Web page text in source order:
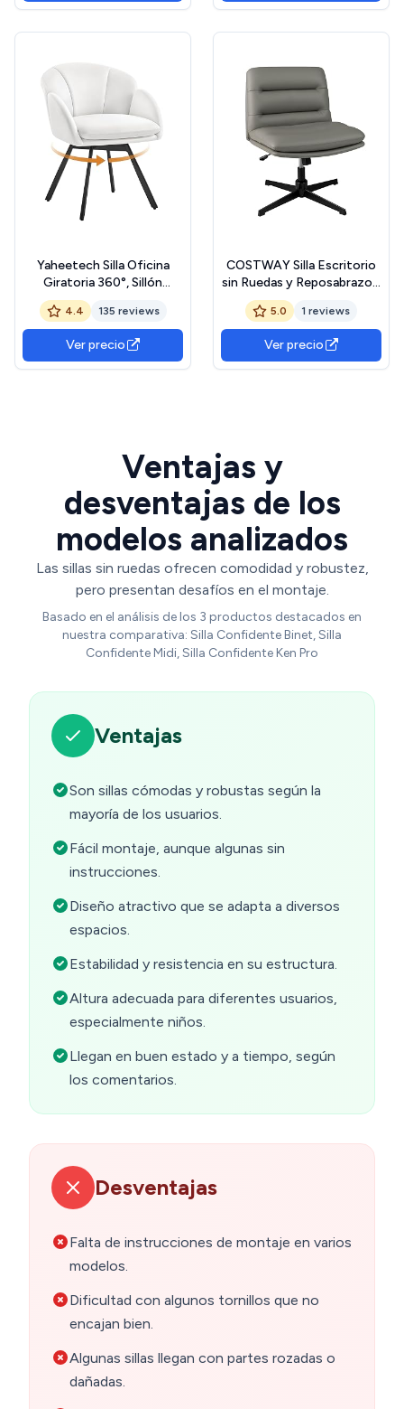
Yaheetech Silla Oficina
Giratoria 360°, Sillón
Escritorio en Forma de Flor,
Silla de Maquillaje Chenilla
para Sala de Estar,
Dormitorio y Estudio, Color
Blanco
4.4 135 reviews
Ver precio
COSTWAY Silla Escritorio
sin Ruedas y Reposabrazos,
88cm Silla Oficina Giratoria
con Cojines, Silla
Ergonómica con Asiento
Acolchonado, Ajustable de
Altura, para Dormitorio y
5.0 1 reviews
Ver precio
Ventajas y
desventajas de los
modelos analizados
Las sillas sin ruedas ofrecen comodidad y robustez,
pero presentan desafíos en el montaje.
Basado en el análisis de los 3 productos destacados en
nuestra comparativa: Silla Confidente Binet, Silla
Confidente Midi, Silla Confidente Ken Pro
Ventajas
Son sillas cómodas y robustas según la
mayoría de los usuarios.
Fácil montaje, aunque algunas sin
instrucciones.
Diseño atractivo que se adapta a diversos
espacios.
Estabilidad y resistencia en su estructura.
Altura adecuada para diferentes usuarios,
especialmente niños.
Llegan en buen estado y a tiempo, según
los comentarios.
Desventajas
Falta de instrucciones de montaje en varios
modelos.
Dificultad con algunos tornillos que no
encajan bien.
Algunas sillas llegan con partes rozadas o
dañadas.